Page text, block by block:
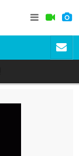
SÜRPRİZ